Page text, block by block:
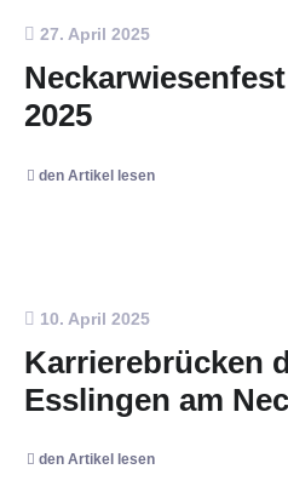
27. April 2025
2025
den Artikel lesen
10. April 2025
Karrierebrücken
Esslingen am
den Artikel lesen